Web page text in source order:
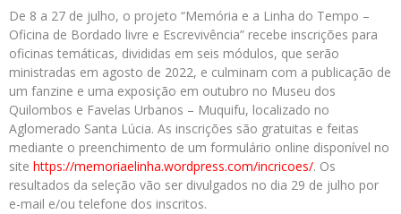
De 8 a 27 de julho, o projeto “Memória e a Linha do Tempo –
Oficina de Bordado livre e Escrevivência” recebe inscrições para
oficinas temáticas, divididas em seis módulos, que serão
ministradas em agosto de 2022, e culminam com a publicação de
um fanzine e uma exposição em outubro no Museu dos
Quilombos e Favelas Urbanos – Muquifu, localizado no
Aglomerado Santa Lúcia. As inscrições são gratuitas e feitas
mediante o preenchimento de um formulário online disponível no
site https://memoriaelinha.wordpress.com/incricoes/. Os
resultados da seleção vão ser divulgados no dia 29 de julho por
e-mail e/ou telefone dos inscritos.